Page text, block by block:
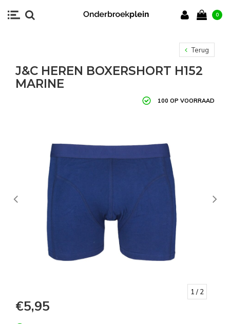
0
Terug
J&C HEREN BOXERSHORT H152
MARINE
100 OP VOORRAAD
1 / 2
€5,95